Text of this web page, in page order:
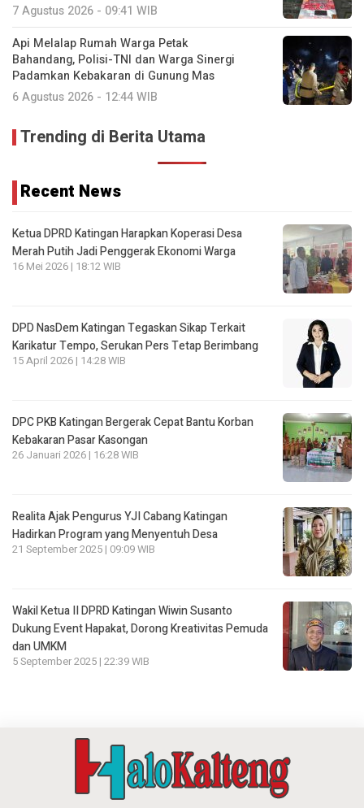
7 Agustus 2026 - 09:41 WIB
Api Melalap Rumah Warga Petak
Bahandang, Polisi-TNI dan Warga Sinergi
Padamkan Kebakaran di Gunung Mas
6 Agustus 2026 - 12:44 WIB
Trending di Berita Utama
Recent News
Ketua DPRD Katingan Harapkan Koperasi Desa
Merah Putih Jadi Penggerak Ekonomi Warga
16 Mei 2026 | 18:12 WIB
DPD NasDem Katingan Tegaskan Sikap Terkait
Karikatur Tempo, Serukan Pers Tetap Berimbang
15 April 2026 | 14:28 WIB
DPC PKB Katingan Bergerak Cepat Bantu Korban
Kebakaran Pasar Kasongan
26 Januari 2026 | 16:28 WIB
Realita Ajak Pengurus YJI Cabang Katingan
Hadirkan Program yang Menyentuh Desa
21 September 2025 | 09:09 WIB
Wakil Ketua II DPRD Katingan Wiwin Susanto
Dukung Event Hapakat, Dorong Kreativitas Pemuda
dan UMKM
5 September 2025 | 22:39 WIB